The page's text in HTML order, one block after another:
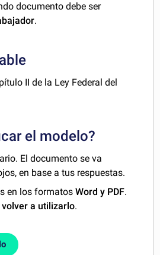
documento debe ser
.
II de la Ley Federal del
el modelo?
El documento se va
en base a tus respuestas.
en los formatosWord y PDF.
volver a utilizarlo.